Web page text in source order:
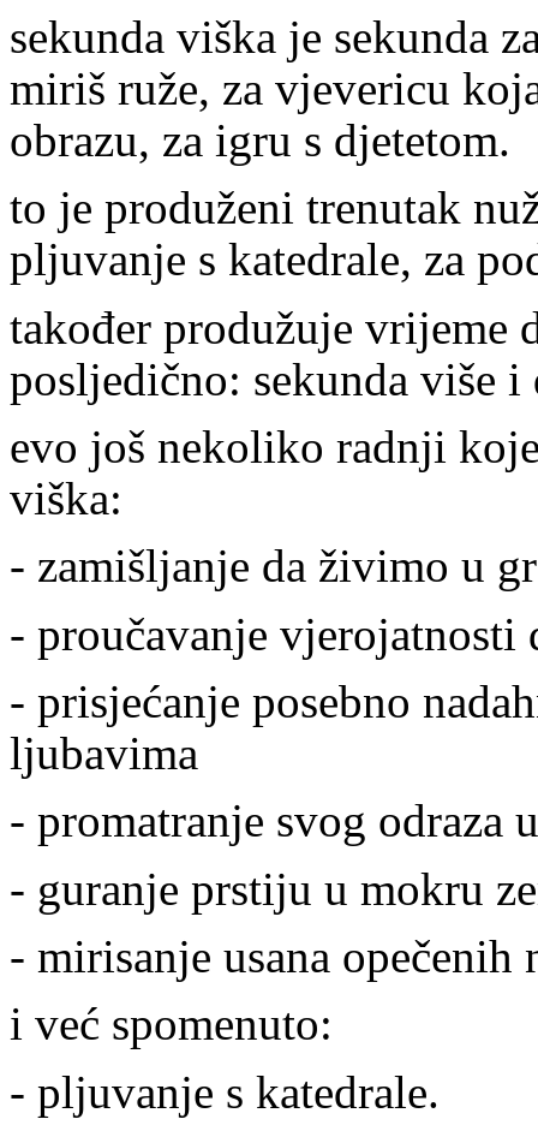
sekunda viška je sekunda
miriš ruže, za vjevericu
obrazu, za igru s djetetom.
to je produženi trenutak
pljuvanje s katedrale, za
također produžuje vrijeme
posljedično: sekunda više i
evo još nekoliko radnji
viška:
- zamišljanje da živimo u
- proučavanje
- prisjećanje posebno
ljubavima
- promatranje svog odraza
- guranje prstiju u mokru
- mirisanje usana opečenih
i već spomenuto:
- pljuvanje s katedrale.